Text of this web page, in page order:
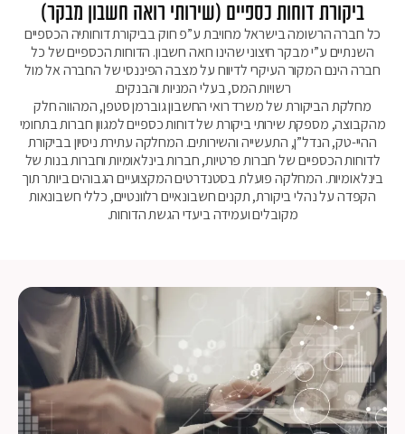
ביקורת דוחות כספיים (שירותי רואה חשבון מבקר)
כל חברה הרשומה בישראל מחויבת ע”פ חוק בביקורת דוחותיה הכספיים
השנתיים ע”י מבקר חיצוני שהינו רואה חשבון. הדוחות הכספיים של כל
חברה הינם המקור העיקרי לדיווח על מצבה הפיננסי של החברה אל מול
רשויות המס, בעלי המניות והבנקים.
מחלקת הביקורת של משרד רואי החשבון גוברמן סטפן, המהווה חלק
מהקבוצה, מספקת שירותי ביקורת של דוחות כספיים למגוון חברות בתחומי
ההיי-טק, הנדל”ן, התעשייה והשירותים. המחלקה עתירת ניסיון בביקורת
לדוחות הכספיים של חברות פרטיות, חברות בינלאומיות וחברות בנות של
בינלאומיות. המחלקה פועלת בסטנדרטים המקצועיים הגבוהים ביותר תוך
הקפדה על נהלי ביקורת, תקנים חשבונאיים רלוונטיים, כללי חשבונאות
מקובלים ועמידה ביעדי הגשת הדוחות.